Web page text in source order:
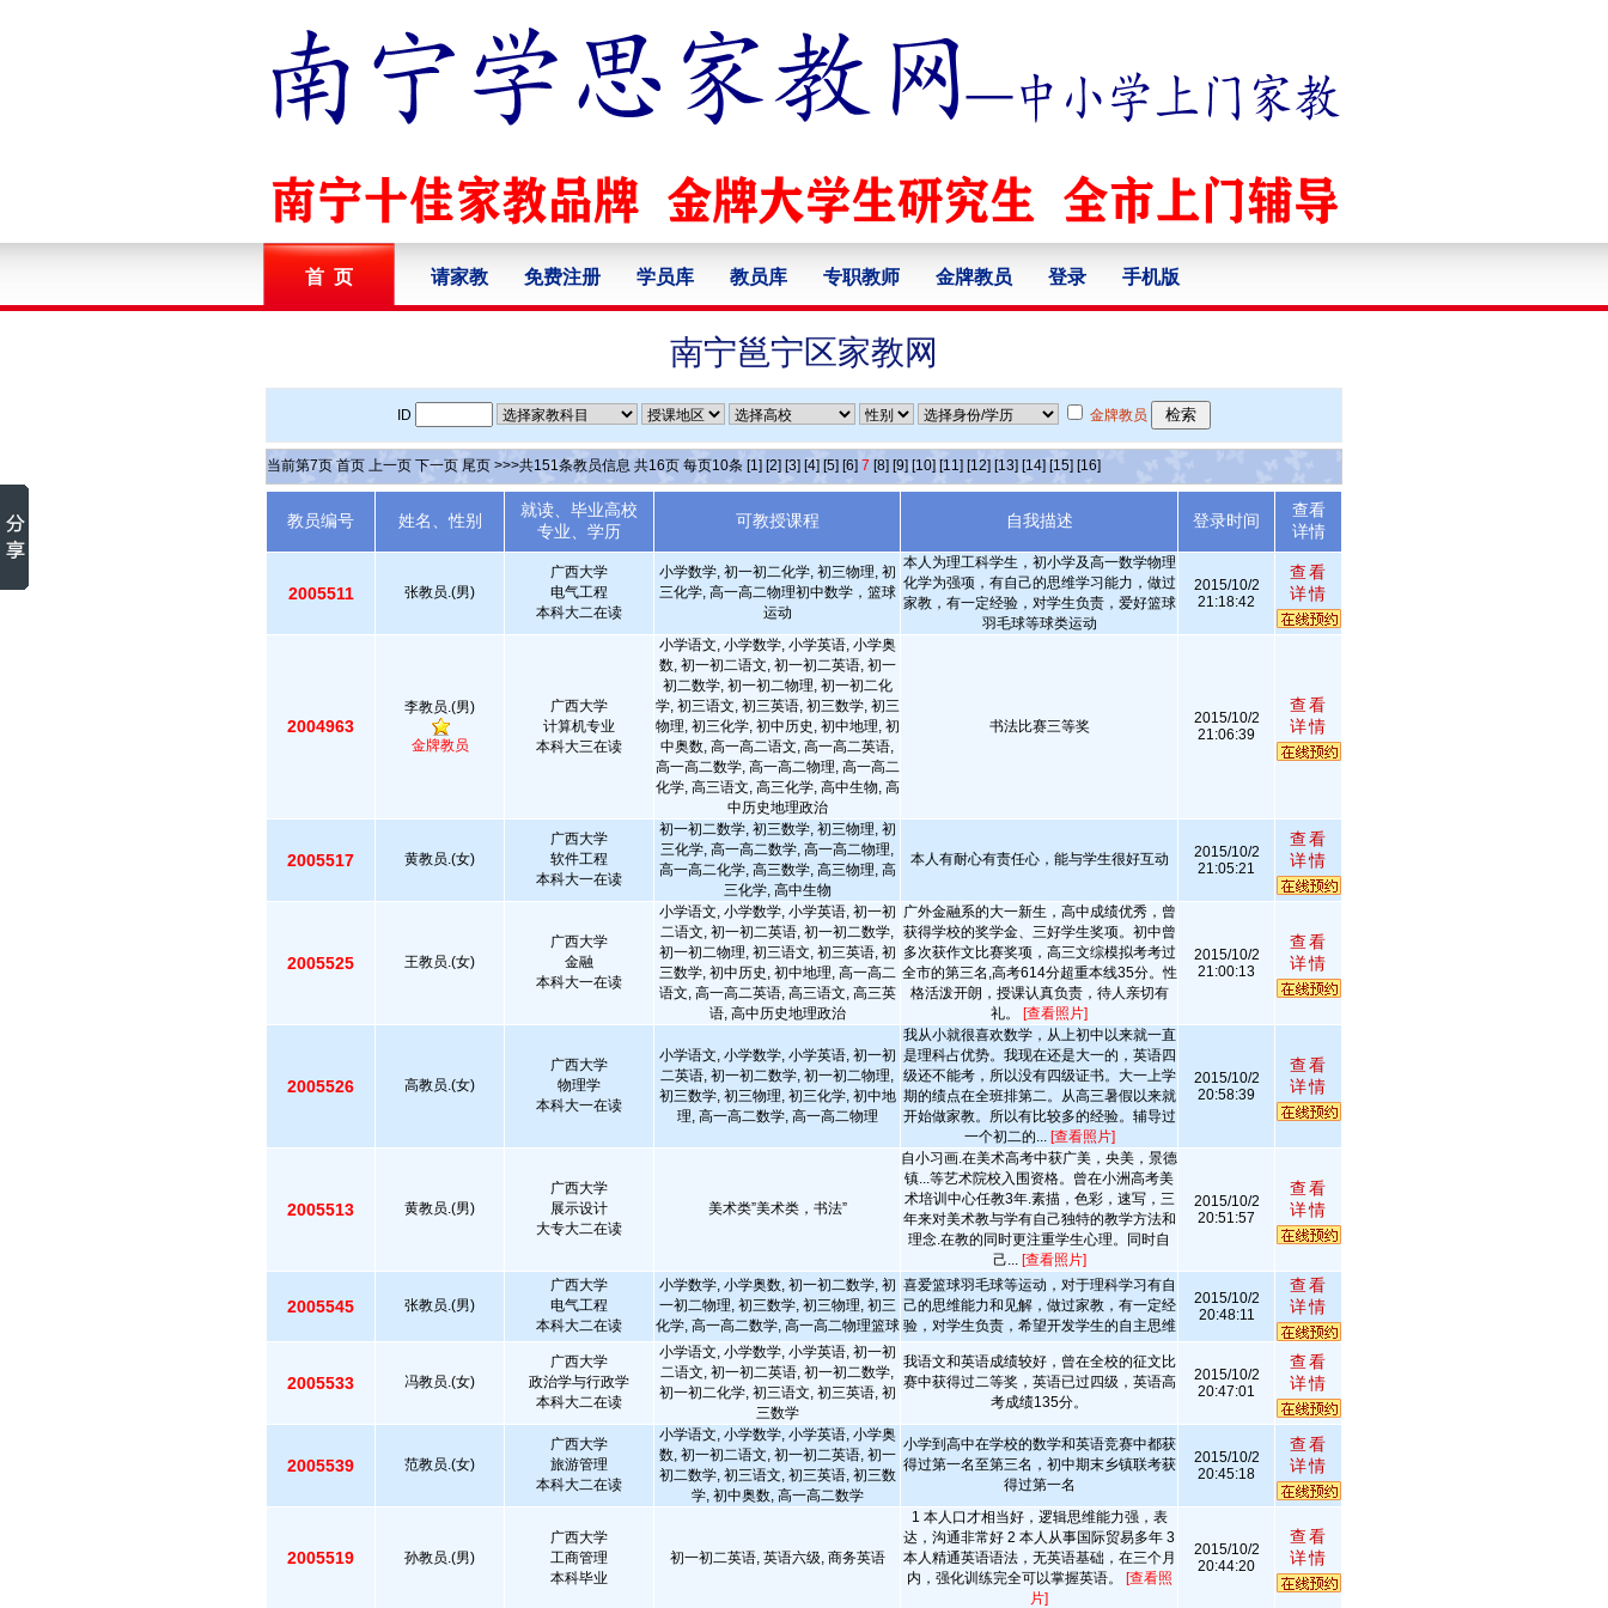
首 页 请家教 免费注册 学员库 教员库 专职教师 金牌教员 登录 手机版
南宁邕宁区家教网
ID 金牌教员
当前第7页 首页 上一页 下一页 尾页 >>>共151条教员信息 共16页 每页10条 [1] [2] [3] [4] [5] [6] 7 [8] [9] [10] [11] [12] [13] [14] [15] [16]
教员编号 姓名、性别
就读、毕业高校
专业、学历
可教授课程 自我描述 登录时间
查看
详情
2005511 张教员.(男)
广西大学
电气工程
本科大二在读
小学数学, 初一初二化学, 初三物理, 初
三化学, 高一高二物理初中数学，篮球
运动
本人为理工科学生，初小学及高一数学物理
化学为强项，有自己的思维学习能力，做过
家教，有一定经验，对学生负责，爱好篮球
羽毛球等球类运动
2015/10/2
21:18:42
查看
详情
2004963
李教员.(男)
金牌教员
广西大学
计算机专业
本科大三在读
小学语文, 小学数学, 小学英语, 小学奥
数, 初一初二语文, 初一初二英语, 初一
初二数学, 初一初二物理, 初一初二化
学, 初三语文, 初三英语, 初三数学, 初三
物理, 初三化学, 初中历史, 初中地理, 初
中奥数, 高一高二语文, 高一高二英语,
高一高二数学, 高一高二物理, 高一高二
化学, 高三语文, 高三化学, 高中生物, 高
中历史地理政治
书法比赛三等奖
2015/10/2
21:06:39
查看
详情
2005517 黄教员.(女)
广西大学
软件工程
本科大一在读
初一初二数学, 初三数学, 初三物理, 初
三化学, 高一高二数学, 高一高二物理,
高一高二化学, 高三数学, 高三物理, 高
三化学, 高中生物
本人有耐心有责任心，能与学生很好互动
2015/10/2
21:05:21
查看
详情
2005525 王教员.(女)
广西大学
金融
本科大一在读
小学语文, 小学数学, 小学英语, 初一初
二语文, 初一初二英语, 初一初二数学,
初一初二物理, 初三语文, 初三英语, 初
三数学, 初中历史, 初中地理, 高一高二
语文, 高一高二英语, 高三语文, 高三英
语, 高中历史地理政治
广外金融系的大一新生，高中成绩优秀，曾
获得学校的奖学金、三好学生奖项。初中曾
多次获作文比赛奖项，高三文综模拟考考过
全市的第三名,高考614分超重本线35分。性
格活泼开朗，授课认真负责，待人亲切有
礼。 [查看照片]
2015/10/2
21:00:13
查看
详情
2005526 高教员.(女)
广西大学
物理学
本科大一在读
小学语文, 小学数学, 小学英语, 初一初
二英语, 初一初二数学, 初一初二物理,
初三数学, 初三物理, 初三化学, 初中地
理, 高一高二数学, 高一高二物理
我从小就很喜欢数学，从上初中以来就一直
是理科占优势。我现在还是大一的，英语四
级还不能考，所以没有四级证书。大一上学
期的绩点在全班排第二。从高三暑假以来就
开始做家教。所以有比较多的经验。辅导过
一个初二的... [查看照片]
2015/10/2
20:58:39
查看
详情
2005513 黄教员.(男)
广西大学
展示设计
大专大二在读
美术类”美术类，书法”
自小习画.在美术高考中获广美，央美，景德
镇...等艺术院校入围资格。曾在小洲高考美
术培训中心任教3年.素描，色彩，速写，三
年来对美术教与学有自己独特的教学方法和
理念.在教的同时更注重学生心理。同时自
己... [查看照片]
2015/10/2
20:51:57
查看
详情
2005545 张教员.(男)
广西大学
电气工程
本科大二在读
小学数学, 小学奥数, 初一初二数学, 初
一初二物理, 初三数学, 初三物理, 初三
化学, 高一高二数学, 高一高二物理篮球
喜爱篮球羽毛球等运动，对于理科学习有自
己的思维能力和见解，做过家教，有一定经
验，对学生负责，希望开发学生的自主思维
2015/10/2
20:48:11
查看
详情
2005533 冯教员.(女)
广西大学
政治学与行政学
本科大二在读
小学语文, 小学数学, 小学英语, 初一初
二语文, 初一初二英语, 初一初二数学,
初一初二化学, 初三语文, 初三英语, 初
三数学
我语文和英语成绩较好，曾在全校的征文比
赛中获得过二等奖，英语已过四级，英语高
考成绩135分。
2015/10/2
20:47:01
查看
详情
2005539 范教员.(女)
广西大学
旅游管理
本科大二在读
小学语文, 小学数学, 小学英语, 小学奥
数, 初一初二语文, 初一初二英语, 初一
初二数学, 初三语文, 初三英语, 初三数
学, 初中奥数, 高一高二数学
小学到高中在学校的数学和英语竞赛中都获
得过第一名至第三名，初中期末乡镇联考获
得过第一名
2015/10/2
20:45:18
查看
详情
2005519 孙教员.(男)
广西大学
工商管理
本科毕业
初一初二英语, 英语六级, 商务英语
1 本人口才相当好，逻辑思维能力强，表
达，沟通非常好 2 本人从事国际贸易多年 3
本人精通英语语法，无英语基础，在三个月
内，强化训练完全可以掌握英语。
[查看照
片]
2015/10/2
20:44:20
查看
详情